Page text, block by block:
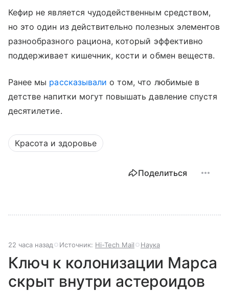
Кефир не является чудодейственным средством,
но это один из действительно полезных элементов
разнообразного рациона, который эффективно
поддерживает кишечник, кости и обмен веществ.
Ранее мы рассказывали о том, что любимые в
детстве напитки могут повышать давление спустя
десятилетие.
Красота и здоровье
Поделиться
22 часа назад Источник: Hi-Tech Mail Наука
Ключ к колонизации Марса
скрыт внутри астероидов